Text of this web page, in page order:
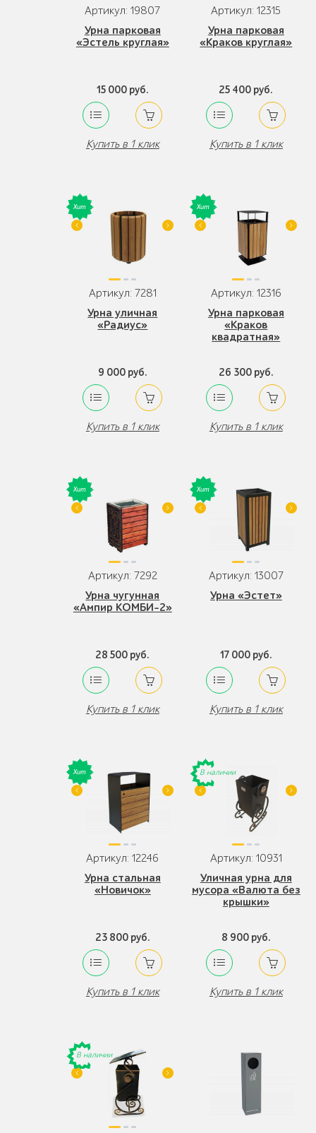
Артикул: 19807
Урна парковая
«Эстель круглая»
15 000 руб.
Купить в 1 клик
Артикул: 12315
Урна парковая
«Краков круглая»
25 400 руб.
Купить в 1 клик
Артикул: 7281
Урна уличная
«Радиус»
9 000 руб.
Купить в 1 клик
Артикул: 12316
Урна парковая
«Краков
квадратная»
26 300 руб.
Купить в 1 клик
Артикул: 7292
Урна чугунная
«Ампир КОМБИ-2»
28 500 руб.
Купить в 1 клик
Артикул: 13007
Урна «Эстет»
17 000 руб.
Купить в 1 клик
Артикул: 12246
Урна стальная
«Новичок»
23 800 руб.
Купить в 1 клик
В наличии
Артикул: 10931
Уличная урна для
мусора «Валюта без
крышки»
8 900 руб.
Купить в 1 клик
В наличии